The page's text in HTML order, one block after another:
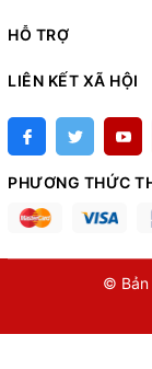
HỖ TRỢ
LIÊN KẾT XÃ HỘI
PHƯƠNG THỨC
© Bản